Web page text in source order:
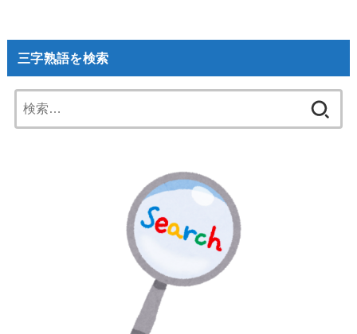
三字熟語を検索
索: